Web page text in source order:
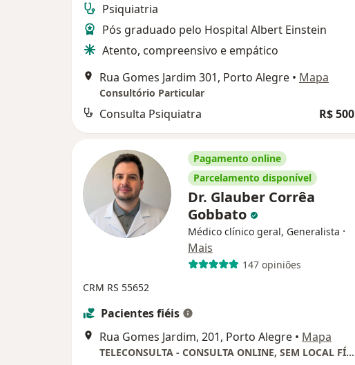
Psiquiatria
Pós graduado pelo Hospital Albert Einstein
Atento, compreensivo e empático
Rua Gomes Jardim 301, Porto Alegre • Mapa
Consultório Particular
Consulta Psiquiatra R$ 500
Pagamento online
Parcelamento disponível
Dr. Glauber Corrêa
Gobbato
Médico clínico geral, Generalista ·
Mais
147 opiniões
CRM RS 55652
Pacientes fiéis
Rua Gomes Jardim, 201, Porto Alegre • Mapa
TELECONSULTA - CONSULTA ONLINE, SEM LOCAL FÍSICO.